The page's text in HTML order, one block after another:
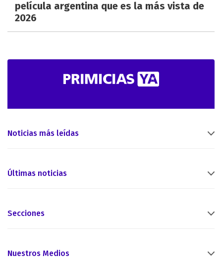
película argentina que es la más vista de
2026
Noticias más leídas
Últimas noticias
Secciones
Nuestros Medios